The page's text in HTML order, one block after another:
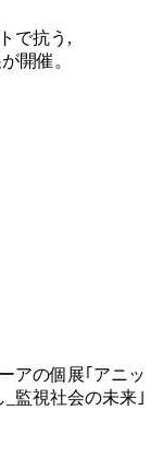
で抗う,
開催。
アの個展｢アニッ
監視社会の未来｣